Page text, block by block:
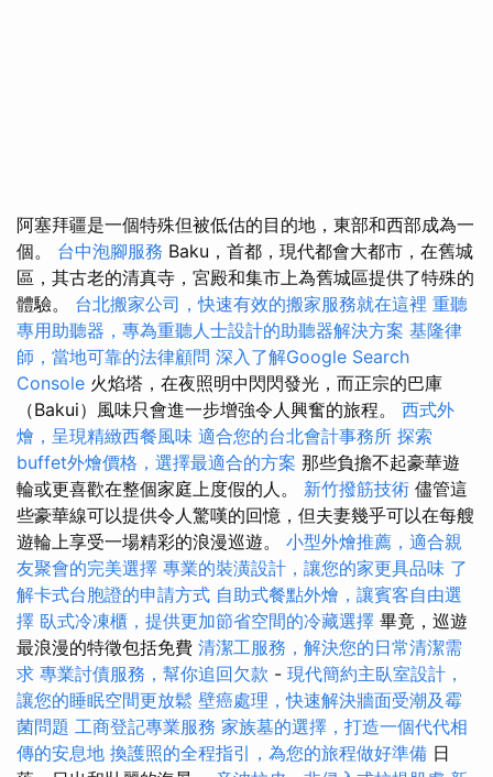
阿塞拜疆是一個特殊但被低估的目的地，東部和西部成為一
個。 台中泡腳服務 Baku，首都，現代都會大都市，在舊城
區，其古老的清真寺，宮殿和集市上為舊城區提供了特殊的
體驗。 台北搬家公司，快速有效的搬家服務就在這裡 重聽
專用助聽器，專為重聽人士設計的助聽器解決方案 基隆律
師，當地可靠的法律顧問 深入了解Google Search
Console 火焰塔，在夜照明中閃閃發光，而正宗的巴庫
（Bakui）風味只會進一步增強令人興奮的旅程。 西式外
燴，呈現精緻西餐風味 適合您的台北會計事務所 探索
buffet外燴價格，選擇最適合的方案 那些負擔不起豪華遊
輪或更喜歡在整個家庭上度假的人。 新竹撥筋技術 儘管這
些豪華線可以提供令人驚嘆的回憶，但夫妻幾乎可以在每艘
遊輪上享受一場精彩的浪漫巡遊。 小型外燴推薦，適合親
友聚會的完美選擇 專業的裝潢設計，讓您的家更具品味 了
解卡式台胞證的申請方式 自助式餐點外燴，讓賓客自由選
擇 臥式冷凍櫃，提供更加節省空間的冷藏選擇 畢竟，巡遊
最浪漫的特徵包括免費 清潔工服務，解決您的日常清潔需
求 專業討債服務，幫你追回欠款 - 現代簡約主臥室設計，
讓您的睡眠空間更放鬆 壁癌處理，快速解決牆面受潮及霉
菌問題 工商登記專業服務 家族墓的選擇，打造一個代代相
傳的安息地 換護照的全程指引，為您的旅程做好準備 日